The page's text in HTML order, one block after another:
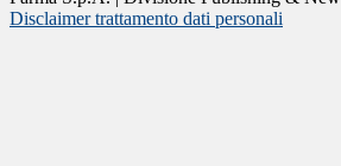
Disclaimer trattamento dati personali